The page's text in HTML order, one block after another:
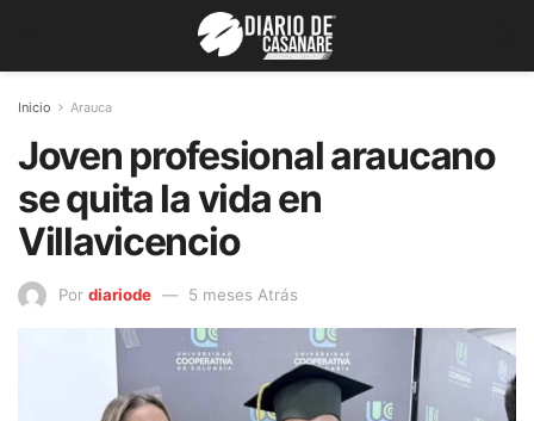
Inicio Arauca
Joven profesional araucano
se quita la vida en
Villavicencio
Por diariode 5 meses Atrás